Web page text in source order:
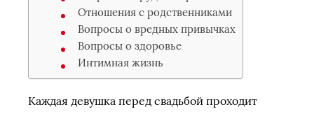
Отношения с родственниками
Вопросы о вредных привычках
Вопросы о здоровье
Интимная жизнь
Каждая девушка перед свадьбой проходит